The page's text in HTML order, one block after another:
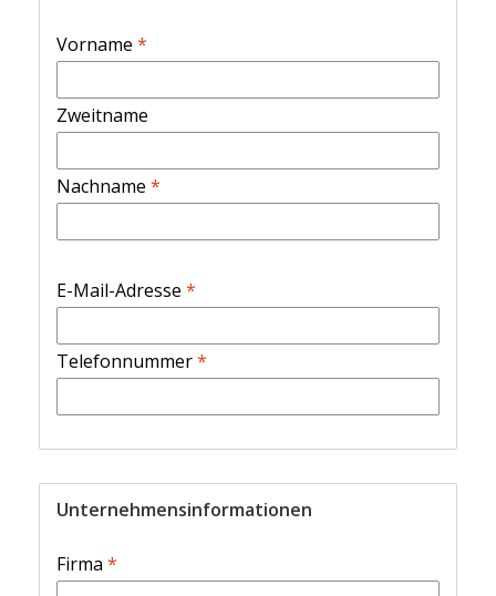
Vorname *
Zweitname
Nachname *
E-Mail-Adresse *
Telefonnummer*
Unternehmensinformationen
Firma *